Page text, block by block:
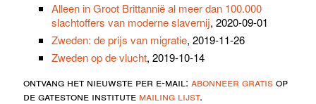
Alleen in Groot Brittannië al meer dan 100.000
slachtoffers van moderne slavernij, 2020-09-01
Zweden: de prijs van migratie, 2019-11-26
Zweden op de vlucht, 2019-10-14
ontvang het nieuwste per e-mail: abonneer gratisop
de gatestone institute mailing lijst.